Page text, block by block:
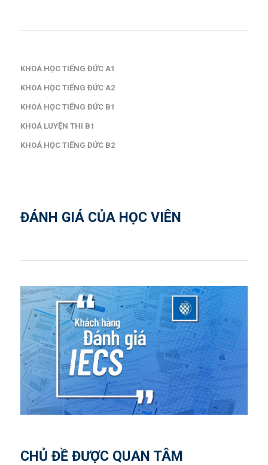
KHOÁ HỌC TIẾNG ĐỨC A1
KHOÁ HỌC TIẾNG ĐỨC A2
KHOÁ HỌC TIẾNG ĐỨC B1
KHOÁ LUYỆN THI B1
KHOÁ HỌC TIẾNG ĐỨC B2
ĐÁNH GIÁ CỦA HỌC VIÊN
CHỦ ĐỀ ĐƯỢC QUAN TÂM